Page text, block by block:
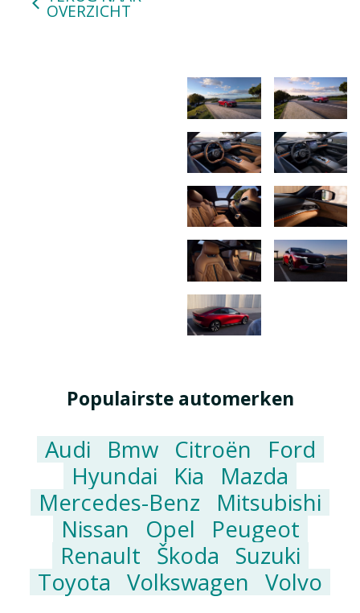
OVERZICHT
Populairste automerken
Audi Bmw Citroën
Ford
Hyundai
Kia
Mazda
Mercedes-Benz
Mitsubishi
Nissan
Opel
Peugeot
Renault Škoda
Suzuki
Toyota Volkswagen Volvo